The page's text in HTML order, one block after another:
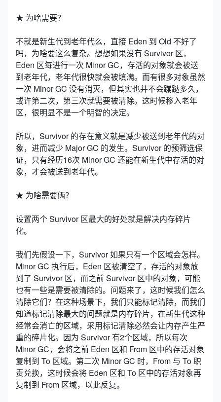
★ 为啥需要？
不就是新生代到老年代么，直接 Eden 到 Old 不好了
吗，为啥要这么复杂。想想如果没有 Survivor 区，
Eden 区每进行一次 Minor GC，存活的对象就会被送
到老年代，老年代很快就会被填满。而有很多对象虽然
一次 Minor GC 没有消灭，但其实也并不会蹦跶多久，
或许第二次，第三次就需要被清除。这时候移入老年
区，很明显不是一个明智的决定。
所以，Survivor 的存在意义就是减少被送到老年代的对
象，进而减少 Major GC 的发生。Survivor 的预筛选保
证，只有经历16次 Minor GC 还能在新生代中存活的对
象，才会被送到老年代。
★ 为啥需要俩？
设置两个 Survivor 区最大的好处就是解决内存碎片
化。
我们先假设一下，Survivor 如果只有一个区域会怎样。
Minor GC 执行后，Eden 区被清空了，存活的对象放
到了 Survivor 区，而之前 Survivor 区中的对象，可能
也有一些是需要被清除的。问题来了，这时候我们怎么
清除它们？在这种场景下，我们只能标记清除，而我们
知道标记清除最大的问题就是内存碎片，在新生代这种
经常会消亡的区域，采用标记清除必然会让内存产生严
重的碎片化。因为 Survivor 有2个区域，所以每次
Minor GC，会将之前 Eden 区和 From 区中的存活对象
复制到 To 区域。第二次 Minor GC 时，From 与 To 职
责兑换，这时候会将 Eden 区和 To 区中的存活对象再
复制到 From 区域，以此反复。